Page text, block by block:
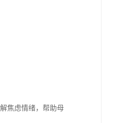
焦虑情绪，帮助母